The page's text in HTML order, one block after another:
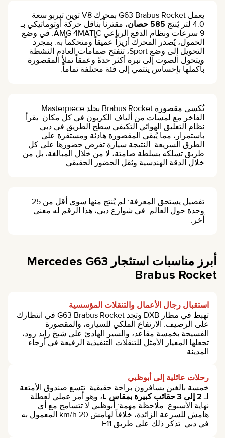
يعمل G63 Brabus Rocket بمحرك V8 توين تيربو سعة
4.0 لتر يُنتج
585 حصان
، مقترناً بناقل حركة أوتوماتيكي بـ
9 سرعات ونظام الدفع الرباعي AMG 4MATIC. في وضع
الخمول، يُصدر المحرك أزيزاً عميقاً ومتحكماً به. بمجرد
التحويل إلى وضع Sport، تنفتح صمامات العادم النشطة
ويتحول الصوت إلى نبرة أكثر حدةً وعمقاً تملأ المقصورة
بأكملها بإحساس ينتمي إلى فئة مختلفة تماماً.
تُكسى مقصورة Brabus Rocket بجلد Masterpiece
الفاخر مع لمسات من ألياف الكربون في كل مكان. يقرأ
نظام التعليق الهوائي التكيفي سطح الطريق في دبي
باستمرار، مما يُبقي المقصورة هادئة ومستقرة على
الطرق السريعة. النتيجة سيارة تفرض حضورها على كل
طريق تسلكه بسلطة صامتة، لا من خلال المبالغة، بل من
خلال الدقة الهندسية وثقل الحضور الحقيقي.
تفصيل يستحق المعرفة: لم يُنتج منها سوى أقل من 25
وحدة حول العالم. في شوارع دبي، هذا الرقم له معنى
آخر.
أبرز مناسبات استئجار Mercedes G63
Brabus Rocket
استقبال رجال الأعمال والتنقلات المؤسسية
تهبط في مطار DXB وتجد G63 Brabus Rocket في انتظارك
على الرصيف. الارتفاع الملكي للسيارة، والمقصورة
الفسيحة بخمسة مقاعد، والسير الهادئ على شيخ زايد رود،
تجعلها المعيار الأمثل للتنقلات التنفيذية الرفيعة في أرجاء
المدينة.
رحلات عائلية إلى أبوظبي
خمسة بالغين يسافرون براحة حقيقية. تتسع صندوق الأمتعة
لـ 2 إلى 3 حقائب كبيرة بمقاس L
، وهو أمر عملي لعطلة
نهاية الأسبوع. ملاحظة مهمة: أبوظبي لا تتسامح مع أي
هامش للسرعة الزائدة، خلافاً لهامش 20 km/h المعمول به
في دبي. تذكر ذلك على طريق E11.